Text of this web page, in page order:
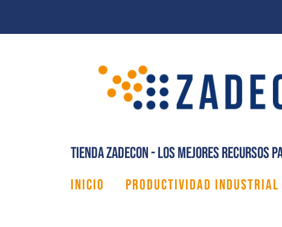
contenido
Tienda Zadecon - Los mejores
INICIO PRODUCTIVIDAD INDUSTRIAL